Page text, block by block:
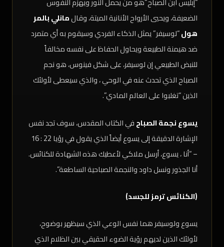
الضعيفة، ويحيي الأرواح الأنانية الميتة، وقالمانلي بالمر
هول“لوسيفر” يمثل الذكاء الفردي وسيقوم به أي متمرد
ضد هيمنة الطبيعة ويحاول الحفاظ على نفسه مخالفاً
للنبض الطبيعي إن لوسيفر، على شكل فينوس، هو نجم
الصباح الذي تحدث عنه في الوحي ، والذي سيعطى لأولئك
الذين “تغلبوا على العالم المادي”.
يسوع نجمة الصباحفي الكتاب المقدس، سوف تجد نفس
الإشارة الدقيقة إلى يسوع أيضاً الذي يقول في رؤيا 22 : 16
– “أنا ، يسوع، أرسل ملاكي لأعطيك هذه الشهادة للكنائس.
أنا الجذور ونسل داود والنجمة الصباحية الساطعة”.
(الكنائس ترمز للجسد)
يسوع ولوسيفر هما نفس الوعي الذي سيظهر بوضوح،
لأولئك الذين لديهم رؤية الضوء الحقيقي بين الظلام الذي